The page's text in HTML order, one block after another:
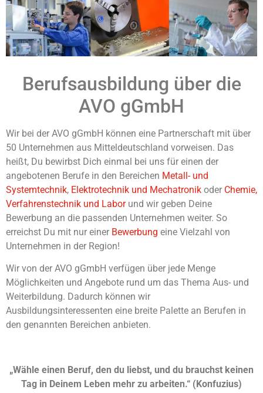
Berufsausbildung über die
AVO gGmbH
Wir bei der AVO gGmbH können eine Partnerschaft mit über
50 Unternehmen aus Mitteldeutschland vorweisen. Das
heißt, Du bewirbst Dich einmal bei uns für einen der
angebotenen Berufe in den Bereichen Metall- und
Systemtechnik, Elektrotechnik und Mechatronik oder Chemie,
Verfahrenstechnik und Laborund wir geben Deine
Bewerbung an die passenden Unternehmen weiter. So
erreichst Du mit nur einer Bewerbung eine Vielzahl von
Unternehmen in der Region!
Wir von der AVO gGmbH verfügen über jede Menge
Möglichkeiten und Angebote rund um das Thema Aus- und
Weiterbildung. Dadurch können wir
Ausbildungsinteressenten eine breite Palette an Berufen in
den genannten Bereichen anbieten.
„Wähle einen Beruf, den du liebst, und du brauchst keinen
Tag in Deinem Leben mehr zu arbeiten.“ (Konfuzius)